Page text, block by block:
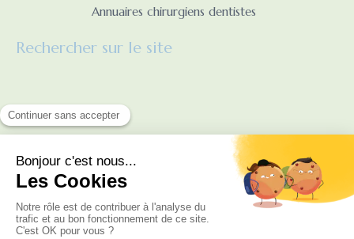
Annuaires chirurgiens dentistes
Rechercher sur le site